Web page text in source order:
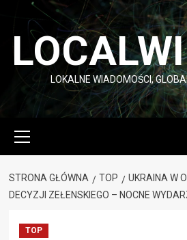
Przejdź
LOKALNE WIADOMOŚCI,
główne
STRONA GŁÓWNA TOP
UKRAINA W
DECYZJI ZEŁENSKIEGO – NOCNE
TOP